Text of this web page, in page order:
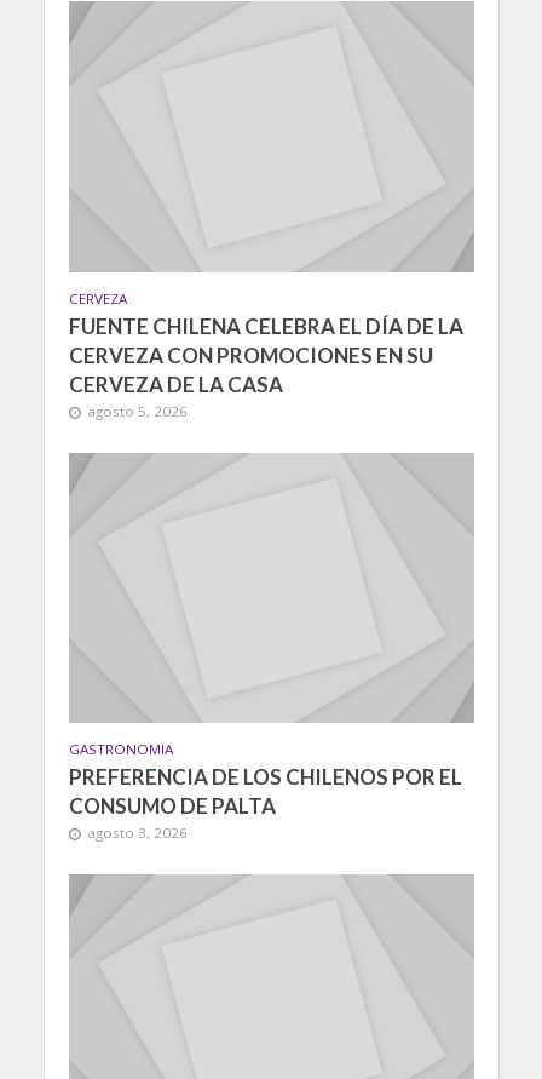
CERVEZA
FUENTE CHILENA CELEBRA EL DÍA DE LA
CERVEZA CON PROMOCIONES EN SU
CERVEZA DE LA CASA
agosto 5, 2026
GASTRONOMIA
PREFERENCIA DE LOS CHILENOS POR EL
CONSUMO DE PALTA
agosto 3, 2026